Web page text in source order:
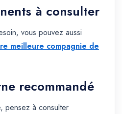
à consulter
vous pouvez aussi
meilleure compagnie de
recommandé
pensez à consulter